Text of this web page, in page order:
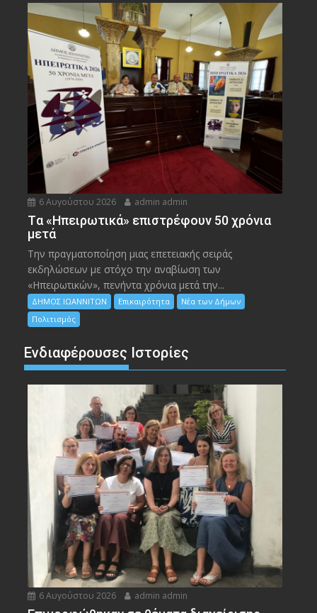
6 Αυγούστου 2026 admin admin
Tα «Ηπειρωτικά» επιστρέφουν 50 χρόνια
μετά
Την πραγματοποίηση μιας επετειακής σειράς
εκδηλώσεων με στόχο την αναβίωση των
«Ηπειρωτικών», πενήντα χρόνια μετά την...
ΔΗΜΟΣ ΙΩΑΝΝΙΤΩΝ Επικαιρότητα
Νέα των Δήμων
Πολιτισμός
Ενδιαφέρουσες Ιστορίες
6 Αυγούστου 2026 admin admin